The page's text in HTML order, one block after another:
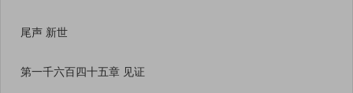
尾声 新世
第一千六百四十五章 见证